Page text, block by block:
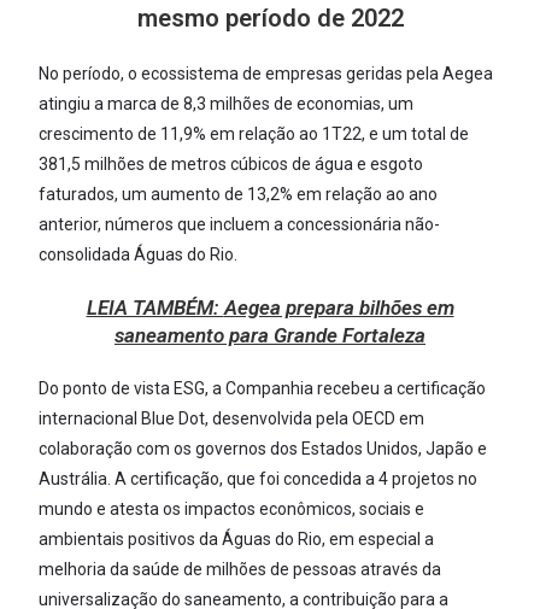
mesmo período de 2022
No período, o ecossistema de empresas geridas pela Aegea
atingiu a marca de 8,3 milhões de economias, um
crescimento de 11,9% em relação ao 1T22, e um total de
381,5 milhões de metros cúbicos de água e esgoto
faturados, um aumento de 13,2% em relação ao ano
anterior, números que incluem a concessionária não-
consolidada Águas do Rio.
LEIA TAMBÉM: Aegea prepara bilhões em
saneamento para Grande Fortaleza
Do ponto de vista ESG, a Companhia recebeu a certificação
internacional Blue Dot, desenvolvida pela OECD em
colaboração com os governos dos Estados Unidos, Japão e
Austrália. A certificação, que foi concedida a 4 projetos no
mundo e atesta os impactos econômicos, sociais e
ambientais positivos da Águas do Rio, em especial a
melhoria da saúde de milhões de pessoas através da
universalização do saneamento, a contribuição para a